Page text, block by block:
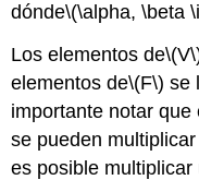
dónde\(\alpha, \beta
Los elementos de
elementos de\(F\) se
importante notar
se pueden
es posible